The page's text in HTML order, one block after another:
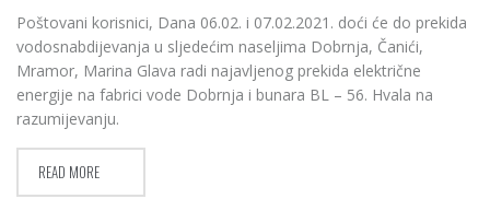
Poštovani korisnici, Dana 06.02. i 07.02.2021. doći će do prekida
vodosnabdijevanja u sljedećim naseljima Dobrnja, Čanići,
Mramor, Marina Glava radi najavljenog prekida električne
energije na fabrici vode Dobrnja i bunara BL – 56. Hvala na
razumijevanju.
READ MORE